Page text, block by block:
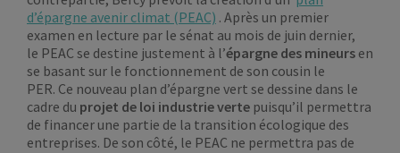
d’épargne avenir climat (PEAC) . Après un premier
examen en lecture par le sénat au mois de juin dernier,
le PEAC se destine justement à l’épargne des mineurs en
se basant sur le fonctionnement de son cousin le
PER. Ce nouveau plan d’épargne vert se dessine dans le
cadre du projet de loi industrie verte puisqu’il permettra
de financer une partie de la transition écologique des
entreprises. De son côté, le PEAC ne permettra pas de